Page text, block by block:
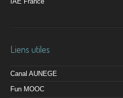
Liens utiles
Canal AUNEGE
Fun MOOC